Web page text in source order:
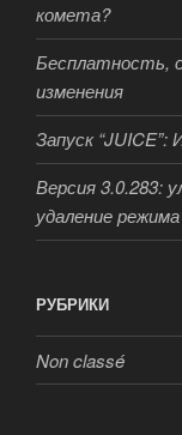
комета?
Бесплатность,
изменения
Запуск
Версия 3.0.283:
удаление режима
РУБРИКИ
Non classé